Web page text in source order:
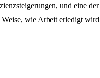
und eine
wie Arbeit erledigt